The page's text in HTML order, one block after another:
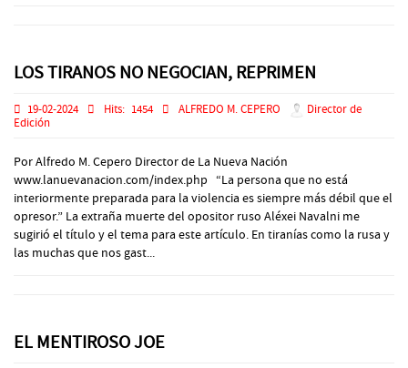
LOS TIRANOS NO NEGOCIAN, REPRIMEN
19-02-2024 Hits: 1454 ALFREDO M. CEPERO
Director de
Edición
Por Alfredo M. Cepero Director de La Nueva Nación
www.lanuevanacion.com/index.php “La persona que no está
interiormente preparada para la violencia es siempre más débil que el
opresor.” La extraña muerte del opositor ruso Aléxei Navalni me
sugirió el título y el tema para este artículo. En tiranías como la rusa y
las muchas que nos gast...
EL MENTIROSO JOE